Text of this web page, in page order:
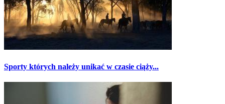
Sporty których należy unikać w czasie ciąży...